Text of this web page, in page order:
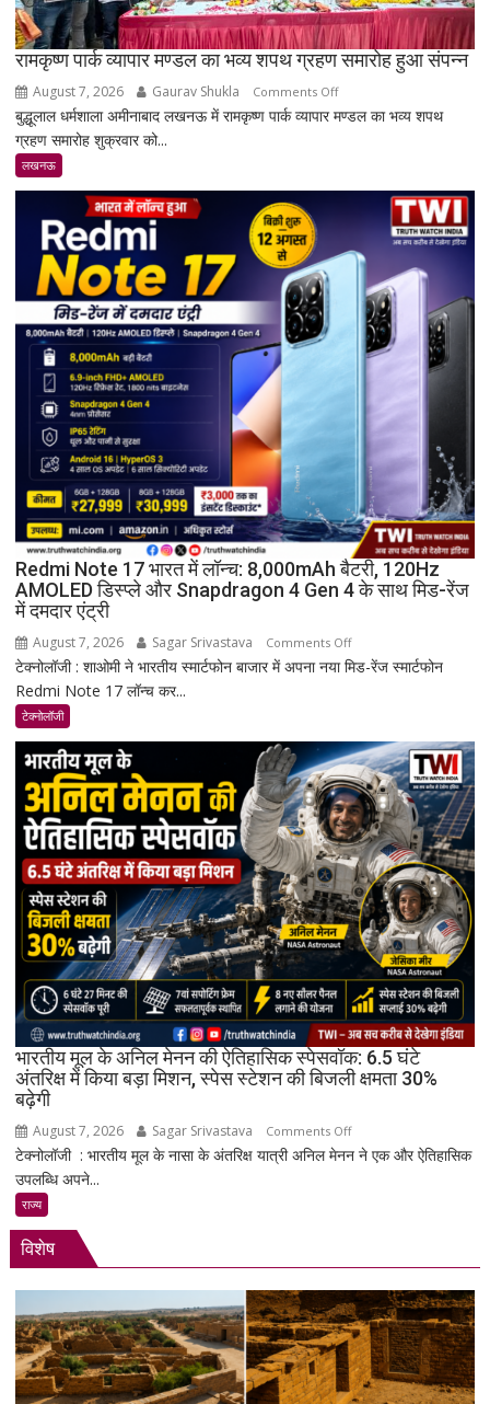
रामकृष्ण पार्क व्यापार मण्डल का भव्य शपथ ग्रहण समारोह हुआ संपन्न
August 7, 2026 Gaurav Shukla Comments Offon
रामकृष्ण
मण्डल
शपथ
समारोह
बुद्धूलाल धर्मशाला अमीनाबाद लखनऊ में रामकृष्ण पार्क व्यापार मण्डल का भव्य शपथ
ग्रहण समारोह शुक्रवार को...
लखनऊ
Redmi Note 17 भारत में लॉन्च: 8,000mAh बैटरी, 120Hz
AMOLED डिस्प्ले और Snapdragon 4 Gen 4 के साथ मिड-रेंज
में दमदार एंट्री
August 7, 2026 Sagar Srivastava Comments Offon
Redmi
में
लॉन्च:
8,000mAh
बैटरी,
120Hz
AMOLED
डिस्प्ले
और
Snapdragon
4
Gen
4
के
साथ
रेंज
टेक्नोलॉजी : शाओमी ने भारतीय स्मार्टफोन बाजार में अपना नया मिड-रेंज स्मार्टफोन
Redmi Note 17 लॉन्च कर...
टेक्नोलॉजी
भारतीय मूल के अनिल मेनन की ऐतिहासिक स्पेसवॉक: 6.5 घंटे
अंतरिक्ष में किया बड़ा मिशन, स्पेस स्टेशन की बिजली क्षमता 30%
बढ़ेगी
August 7, 2026 Sagar Srivastava Comments Offon
भारतीय
की
ऐतिहासिक
स्पेसवॉक:
6.5
घंटे
अंतरिक्ष
टेक्नोलॉजी : भारतीय मूल के नासा के अंतरिक्ष यात्री अनिल मेनन ने एक और ऐतिहासिक
उपलब्धि अपने...
राज्य
विशेष